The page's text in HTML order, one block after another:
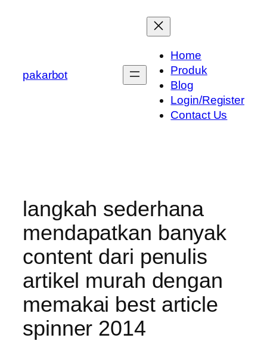
pakarbot
Home
Produk
Blog
Login/Register
Contact Us
langkah sederhana
mendapatkan banyak
content dari penulis
artikel murah dengan
memakai best article
spinner 2014